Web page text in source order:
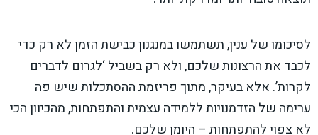
לסיכומו של ענין, תשתמשו במנגנון כבישת הזמן לא רק כדי
לכבד את הרצונות שלכם, ולא רק בשביל ‘לגרום לדברים
לקרות’. אלא בעיקר, מתוך פריזמת ההסתכלות שיש פה
ערימה של הזדמנויות ללמידה עצמית והתפתחות, מהכיוון הכי
לא צפוי להתפתחות – היומן שלכם.